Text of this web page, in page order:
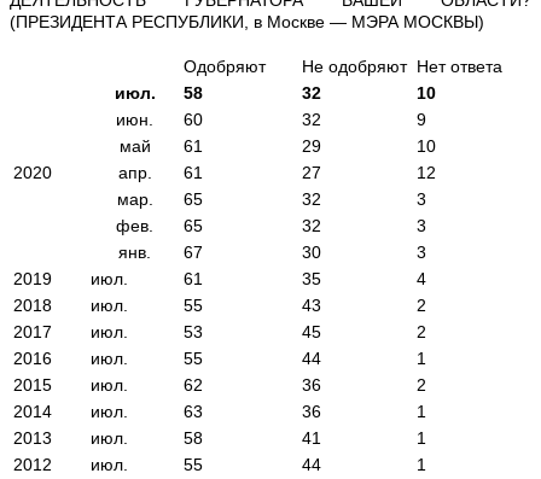
(ПРЕЗИДЕНТА РЕСПУБЛИКИ, в Москве — МЭРА МОСКВЫ)
Одобряют Не одобряют Нет ответа
2020
июл. 58 32
10
июн.
60 32
9
май
61 29
10
апр.
61 27
12
мар.
65 32
3
фев.
65 32
3
янв.
67 30
3
2019
июл. 61 35
4
2018
июл. 55 43
2
2017
июл. 53 45
2
2016
июл. 55 44
1
2015
июл. 62 36
2
2014
июл. 63 36
1
2013
июл. 58 41
1
2012
июл. 55 44
1